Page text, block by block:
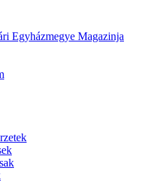
Egyházmegye Magazinja